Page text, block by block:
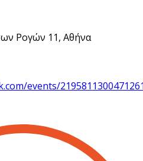
Ρογών 11, Αθήνα
events/